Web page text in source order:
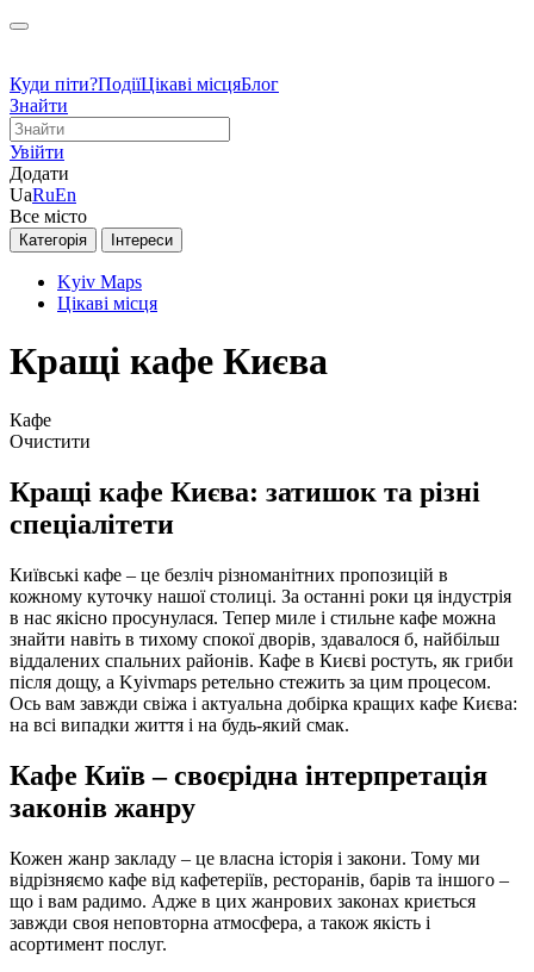
Куди піти?ПодіїЦікаві місцяБлог
Знайти
Увійти
Додати
UaRuEn
Все місто
Категорія Інтереси
Kyiv Maps
Цікаві місця
Кращі кафе Києва
Кафе
Очистити
Кращі кафе Києва: затишок та різні
спеціалітети
Київські кафе – це безліч різноманітних пропозицій в
кожному куточку нашої столиці. За останні роки ця індустрія
в нас якісно просунулася. Тепер миле і стильне кафе можна
знайти навіть в тихому спокої дворів, здавалося б, найбільш
віддалених спальних районів. Кафе в Києві ростуть, як гриби
після дощу, а Kyivmaps ретельно стежить за цим процесом.
Ось вам завжди свіжа і актуальна добірка кращих кафе Києва:
на всі випадки життя і на будь-який смак.
Кафе Київ – своєрідна інтерпретація
законів жанру
Кожен жанр закладу – це власна історія і закони. Тому ми
відрізняємо кафе від кафетеріїв, ресторанів, барів та іншого –
що і вам радимо. Адже в цих жанрових законах криється
завжди своя неповторна атмосфера, а також якість і
асортимент послуг.